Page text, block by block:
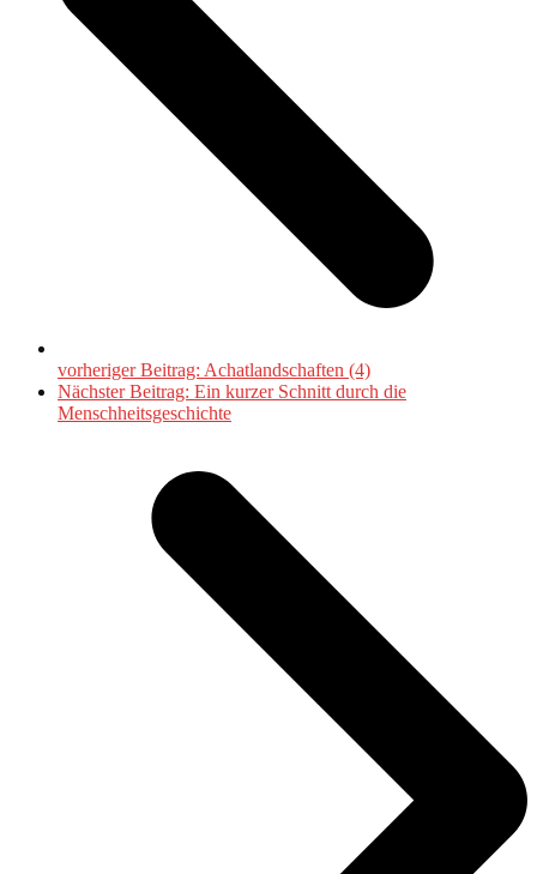
vorheriger Beitrag: Achatlandschaften (4)
Nächster Beitrag: Ein kurzer Schnitt durch die
Menschheitsgeschichte